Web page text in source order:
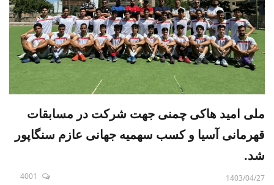
ملی امید هاکی چمنی جهت شرکت در مسابقات
قهرمانی آسیا و کسب سهمیه جهانی عازم سنگاپور
شد.
1403/04/27
4001